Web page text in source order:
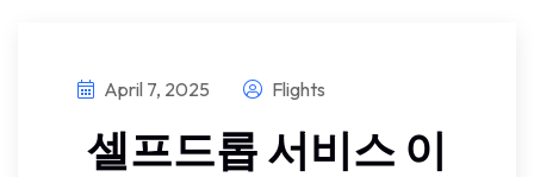
April 7, 2025 Flights
셀프드롭 서비스 이